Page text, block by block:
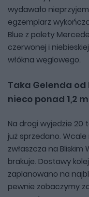
wydawało
egzemplarz
Blue z palety
czerwonej i
włókna węglowego.
Taka Gelenda
nieco ponad 1,2
Na drogi wyjedzie 20
już sprzedano.
zwłaszcza na
brakuje. Dostawy
zaplanowano na
pewnie zobaczymy